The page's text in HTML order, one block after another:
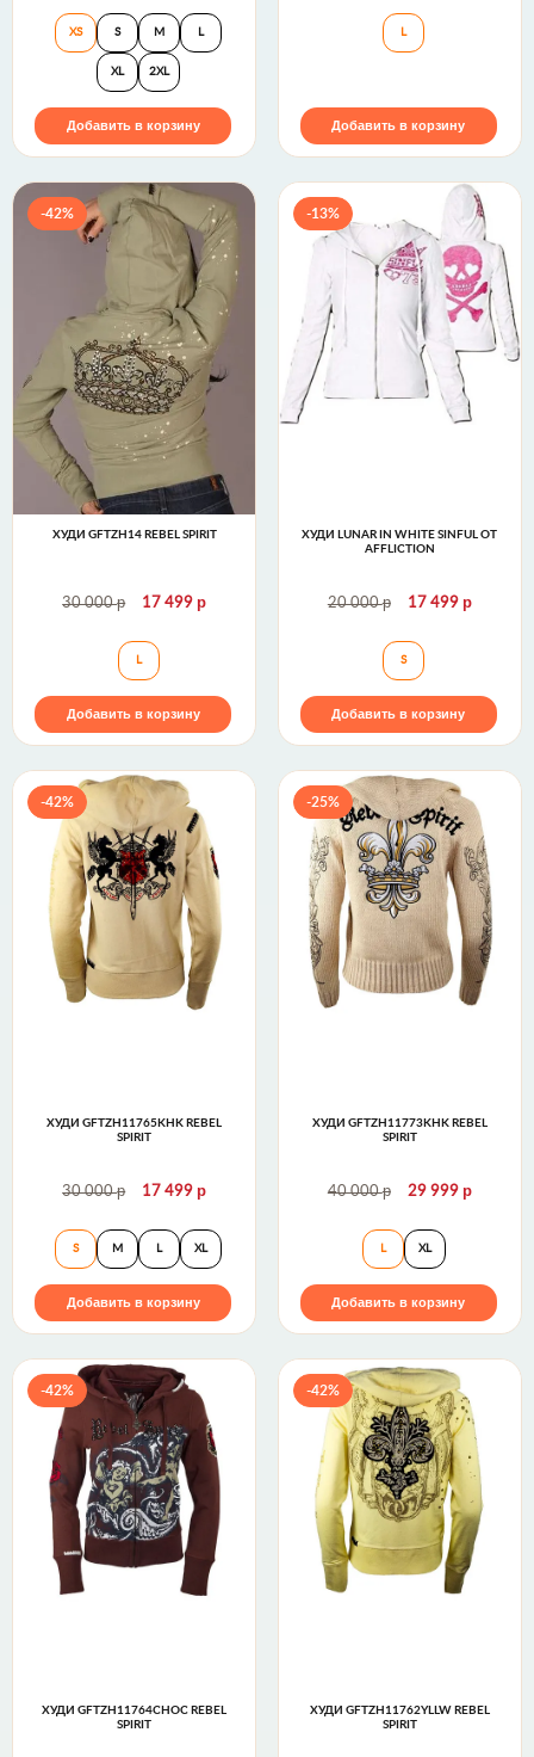
Худи Donnington Affliction
XS S M L
XL 2XL
Добавить в корзину
Худи женское
L
Добавить в корзину
-42%
ХУДИ GFTZH14 REBEL SPIRIT
30 000р 17 499р
Худи GFTZH14 Rebel Spirit
L
Добавить в корзину
-13%
ХУДИ LUNAR IN WHITE SINFUL ОТ
AFFLICTION
20 000р 17 499 р
Худи Lunar in
S
Добавить в корзину
-42%
ХУДИ GFTZH11765KHK REBEL
SPIRIT
30 000р 17 499р
Худи GFTZH11765KHK Rebel Spirit
S M L XL
Добавить в корзину
-25%
ХУДИ GFTZH11773KHK REBEL
SPIRIT
40 000р 29 999 р
Худи
L XL
Добавить в корзину
-42%
ХУДИ GFTZH11764CHOC REBEL
SPIRIT
-42%
ХУДИ GFTZH11762YLLW REBEL
SPIRIT